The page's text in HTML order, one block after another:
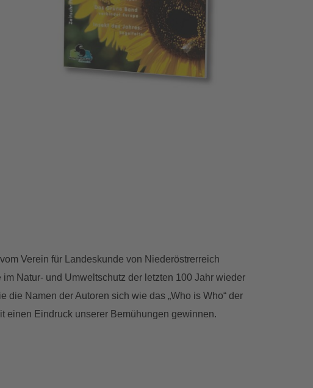
Verein für Landeskunde von Niederöstrerreich
Natur- und Umweltschutz der letzten 100 Jahr wieder
Namen der Autoren sich wie das „Who is Who“ der
einen Eindruck unserer Bemühungen gewinnen.